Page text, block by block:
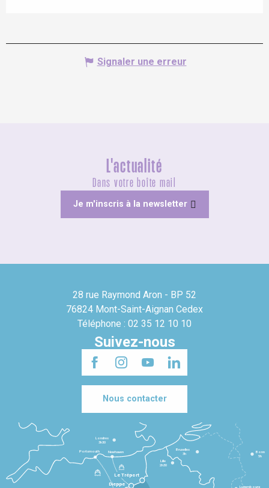
Signaler une erreur
L'actualité
Dans votre boîte mail
Je m'inscris à la newsletter
28 rue Raymond Aron - BP 52
76824 Mont-Saint-Aignan Cedex
Téléphone : 02 35 12 10 10
Suivez-nous
Nous contacter
Dieppe
Le Tréport
Lille
2h30
Bruxelles
3h
Londres
3h30
Newhaven
Portsmouth
Bonn
5h
Luxembourg